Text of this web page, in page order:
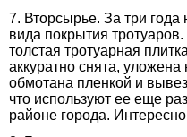
7. Вторсырье. За три
вида покрытия
толстая тротуарная
аккуратно снята,
обмотана пленкой и
что используют ее еще
районе города.